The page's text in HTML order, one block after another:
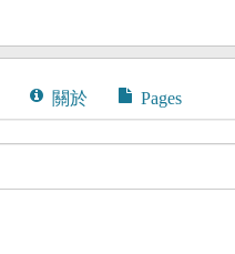
關於 Pages